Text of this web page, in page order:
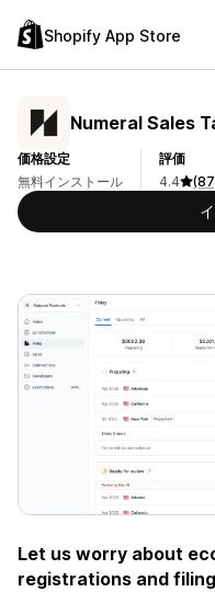
Shopify App Store
Numeral Sales
価格設定
無料インストール
評価
4.4
Let us worry about
registrations and